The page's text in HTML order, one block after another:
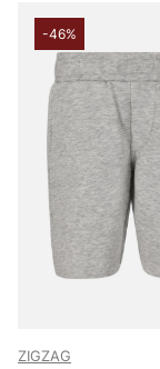
-46%
ZIGZAG